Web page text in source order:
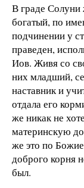
В граде Солуни
богатый, по
подчинении у
праведен,
Иов. Живя со
них младший,
наставник и
отдала его
же никак не
материнскую
же это по
доброго корня
был.